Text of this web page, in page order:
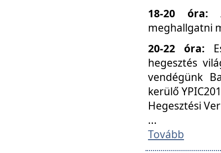
18-20 óra:
meghallgatni
20-22 óra:
hegesztés
vendégünk
kerülő
Hegesztési
...
Tovább